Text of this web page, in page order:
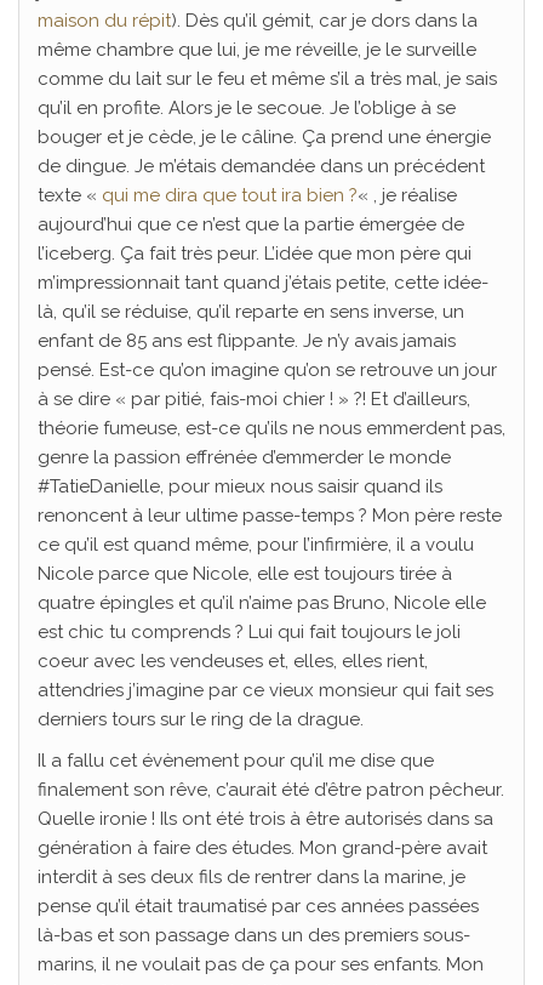
maison du répit). Dès qu’il gémit, car je dors dans la
même chambre que lui, je me réveille, je le surveille
comme du lait sur le feu et même s’il a très mal, je sais
qu’il en profite. Alors je le secoue. Je l’oblige à se
bouger et je cède, je le câline. Ça prend une énergie
de dingue. Je m’étais demandée dans un précédent
texte « qui me dira que tout ira bien ?« , je réalise
aujourd’hui que ce n’est que la partie émergée de
l’iceberg. Ça fait très peur. L’idée que mon père qui
m’impressionnait tant quand j’étais petite, cette idée-
là, qu’il se réduise, qu’il reparte en sens inverse, un
enfant de 85 ans est flippante. Je n’y avais jamais
pensé. Est-ce qu’on imagine qu’on se retrouve un jour
à se dire « par pitié, fais-moi chier ! » ?! Et d’ailleurs,
théorie fumeuse, est-ce qu’ils ne nous emmerdent pas,
genre la passion effrénée d’emmerder le monde
#TatieDanielle, pour mieux nous saisir quand ils
renoncent à leur ultime passe-temps ? Mon père reste
ce qu’il est quand même, pour l’infirmière, il a voulu
Nicole parce que Nicole, elle est toujours tirée à
quatre épingles et qu’il n’aime pas Bruno, Nicole elle
est chic tu comprends ? Lui qui fait toujours le joli
coeur avec les vendeuses et, elles, elles rient,
attendries j’imagine par ce vieux monsieur qui fait ses
derniers tours sur le ring de la drague.
Il a fallu cet évènement pour qu’il me dise que
finalement son rêve, c’aurait été d’être patron pêcheur.
Quelle ironie ! Ils ont été trois à être autorisés dans sa
génération à faire des études. Mon grand-père avait
interdit à ses deux fils de rentrer dans la marine, je
pense qu’il était traumatisé par ces années passées
là-bas et son passage dans un des premiers sous-
marins, il ne voulait pas de ça pour ses enfants. Mon